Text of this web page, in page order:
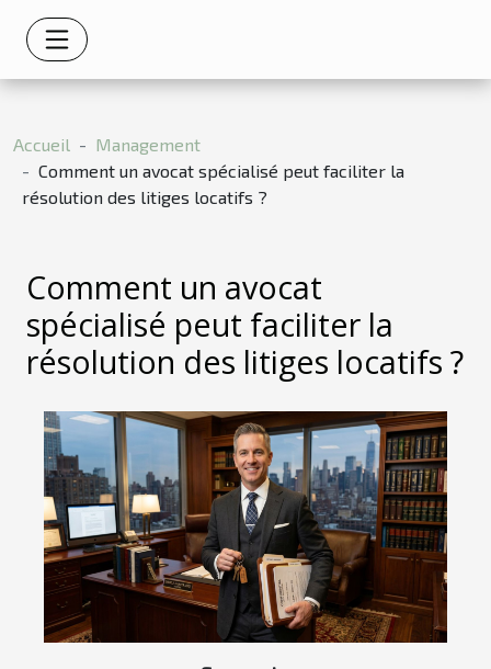
Accueil
Management
Comment un avocat spécialisé peut faciliter la
résolution des litiges locatifs ?
Comment un avocat
spécialisé peut faciliter la
résolution des litiges locatifs ?